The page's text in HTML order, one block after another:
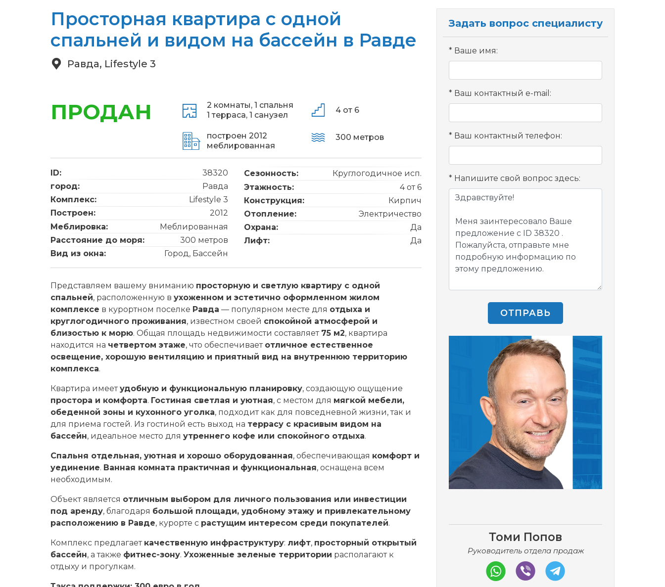
Просторная квартира с одной
спальней и видом на бассейн в Равде
Равда, Lifestyle 3
ПРОДАН 2 комнаты, 1 спальня
1 терраса, 1 санузел
построен 2012
меблированная
4 от 6
300 метров
ID:
38320
город:
Равда
Комплекс:
Lifestyle 3
Построен:
2012
Меблировка:
Меблированная
Расстояние до моря:
300 метров
Вид из окна:
Город, Бассейн
Сезонность:
Круглогодичное исп.
Этажность:
4 от 6
Конструкция:
Кирпич
Отопление:
Электричество
Охрана:
Да
Лифт:
Да
Представляем вашему вниманию просторную и светлую квартиру с одной
спальней, расположенную в ухоженном и эстетично оформленном жилом
комплексе в курортном поселке Равда — популярном месте для отдыха и
круглогодичного проживания, известном своей спокойной атмосферой и
близостью к морю. Общая площадь недвижимости составляет 75 м2, квартира
находится на четвертом этаже, что обеспечивает отличное естественное
освещение, хорошую вентиляцию и приятный вид на внутреннюю территорию
комплекса.
Квартира имеетудобную и функциональную планировку, создающую ощущение
простора и комфорта. Гостиная светлая и уютная, с местом для мягкой мебели,
обеденной зоны и кухонного уголка, подходит как для повседневной жизни, так и
для приема гостей. Из гостиной есть выход на террасу с красивым видом на
бассейн, идеальное место для утреннего кофе или спокойного отдыха.
Спальня отдельная, уютная и хорошо оборудованная, обеспечивающая комфорт и
уединение. Ванная комната практичная и функциональная, оснащена всем
необходимым.
Объект является отличным выбором для личного пользования или инвестиции
под аренду, благодаря большой площади, удобному этажу и привлекательному
расположению в Равде, курорте с растущим интересом среди покупателей.
Комплекс предлагает качественную инфраструктуру: лифт, просторный открытый
бассейн, а также фитнес-зону. Ухоженные зеленые территории располагают к
отдыху и прогулкам.
Задать вопрос специалисту
Ваше имя:
Ваш контактный e-mail:
Ваш контактный телефон:
Напишите свой вопрос здесь:
ОТПРАВЬ
Томи Попов
Руководитель отдела продаж